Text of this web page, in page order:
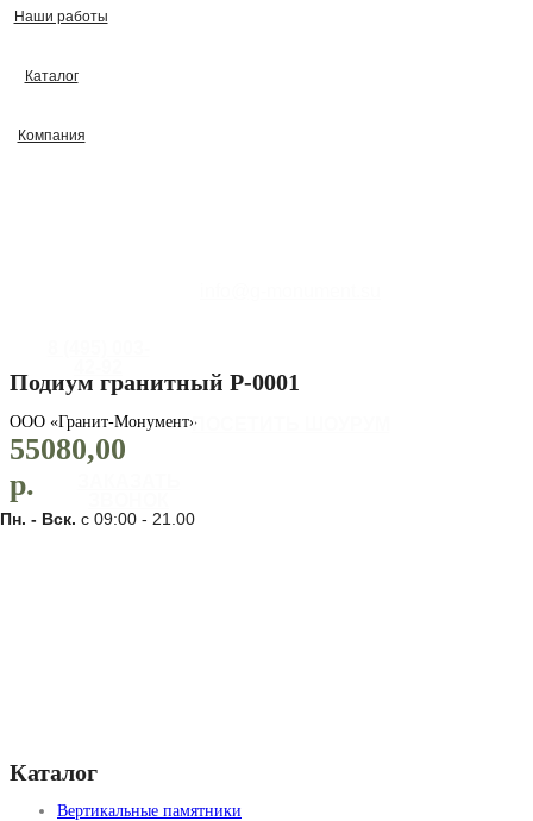
Наши работы
Каталог
Компания
ПОСЕТИТЬ ШОУРУМ
Пн. - Вск. с 09:00 - 21.00
Подиум гранитный P-0001
ООО «Гранит-Монумент»
55080,00
р.
Каталог
Вертикальные памятники